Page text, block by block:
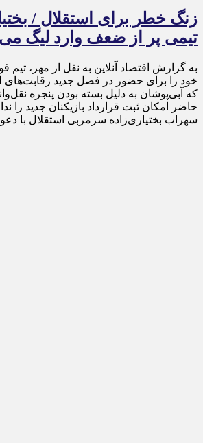
زنگ خطر برای استقلال /
تیمی پر از ضعف وارد لیگ
به گزارش اقتصاد آنلاین به نقل از مهر، تیم
خود را برای حضور در فصل جدید رقابت‌های
که آبی‌پوشان به دلیل بسته بودن پنجره
حاضر امکان ثبت قرارداد بازیکنان جدید را
سهراب بختیاری‌زاده سرمربی استقلال با